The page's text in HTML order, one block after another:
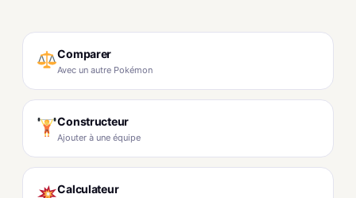
Comparer
Avec un autre Pokémon
Constructeur
Ajouter à une équipe
Calculateur